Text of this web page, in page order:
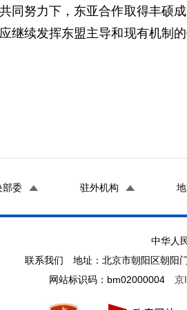
努力下，东亚合作取得丰硕成
继续发挥东盟主导和现有机制
部委 驻外机构
中华人
联系我们 地址：北京市朝阳区朝
网站标识码：bm02000004 京